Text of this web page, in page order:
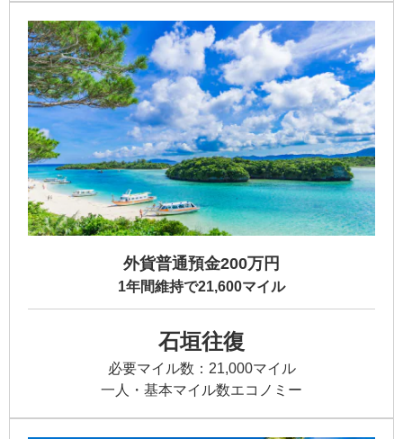
外貨普通預金200万円
1年間維持で21,600マイル
石垣往復
必要マイル数：21,000マイル
一人・基本マイル数エコノミー